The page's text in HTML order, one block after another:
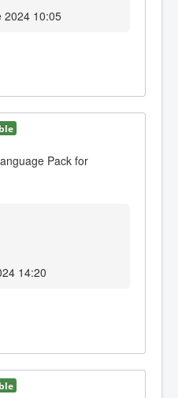
2024 10:05
Pack for
14:20